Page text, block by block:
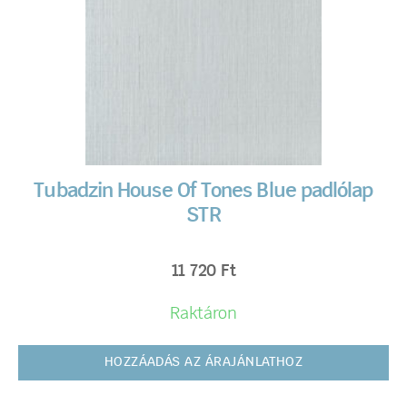
Tubadzin House Of Tones Blue padlólap
STR
11 720 Ft
Raktáron
HOZZÁADÁS AZ ÁRAJÁNLATHOZ